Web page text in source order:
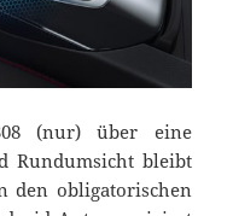
(nur) über eine
Rundumsicht bleibt
den obligatorischen